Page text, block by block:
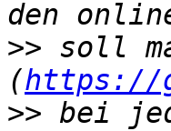
>> soll
(https://
>> bei